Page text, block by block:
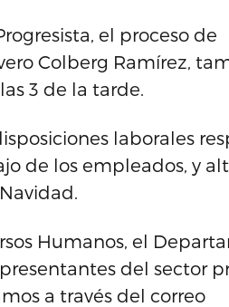
el proceso de
Colberg Ramírez,
3 de la tarde.
laborales
de los empleados, y
Humanos, el
del sector
a través del correo